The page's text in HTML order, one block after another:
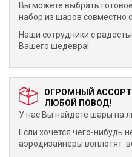
Вы можете выбрать
набор из шаров
Наши сотрудники с
Вашего шедевра!
ОГРОМНЫЙ
ЛЮБОЙ ПОВОД!
У нас Вы найдете шары на
Если хочется чего-нибудь
аэродизайнеры воплотят